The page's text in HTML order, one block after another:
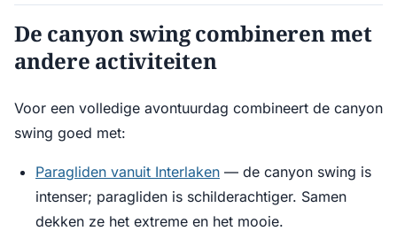
De canyon swing combineren met
andere activiteiten
Voor een volledige avontuurdag combineert de canyon
swing goed met:
Paragliden vanuit Interlaken — de canyon swing is
intenser; paragliden is schilderachtiger. Samen
dekken ze het extreme en het mooie.